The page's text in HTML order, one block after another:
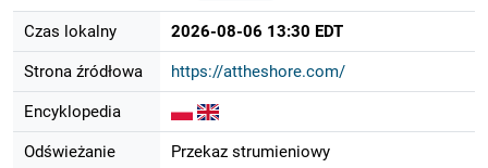
Czas lokalny 2026-08-06 13:30 EDT
Strona źródłowa https://attheshore.com/
Encyklopedia
Odświeżanie Przekaz strumieniowy